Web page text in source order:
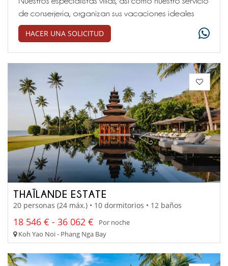
de conserjería, organizan sus vacaciones ideales
HACER UNA SOLICITUD
THAÏLANDE ESTATE
20 personas (24 máx.) • 10 dormitorios • 12 baños
18 546 € - 36 062 €
Por noche
Koh Yao Noi - Phang Nga Bay